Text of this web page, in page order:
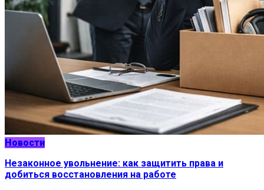
Новости
Незаконное увольнение: как защитить права и
добиться восстановления на работе